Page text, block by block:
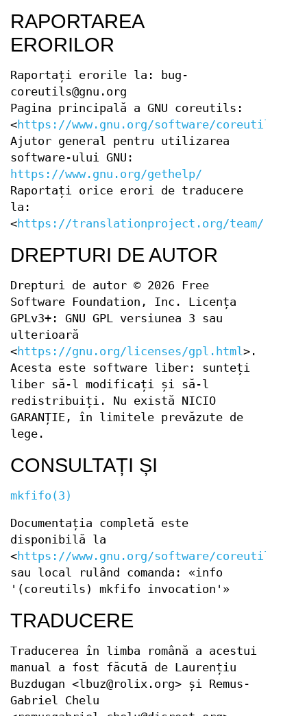
RAPORTAREA
ERORILOR
Raportați erorile la: bug-
coreutils@gnu.org
Pagina principală a GNU coreutils:
<https://www.gnu.org/software/coreutils/
Ajutor general pentru utilizarea
software-ului GNU:
https://www.gnu.org/gethelp/
Raportați orice erori de traducere
la:
<https://translationproject.org/team/
DREPTURI DE AUTOR
Drepturi de autor © 2026 Free
Software Foundation, Inc. Licența
GPLv3+: GNU GPL versiunea 3 sau
ulterioară
<https://gnu.org/licenses/gpl.html>.
Acesta este software liber: sunteți
liber să-l modificați și să-l
redistribuiți. Nu există NICIO
GARANȚIE, în limitele prevăzute de
lege.
CONSULTAȚI ȘI
mkfifo(3)
Documentația completă este
disponibilă la
<https://www.gnu.org/software/coreutils/
sau local rulând comanda: «info
'(coreutils) mkfifo invocation'»
TRADUCERE
Traducerea în limba română a acestui
manual a fost făcută de Laurențiu
Buzdugan <lbuz@rolix.org> și Remus-
Gabriel Chelu